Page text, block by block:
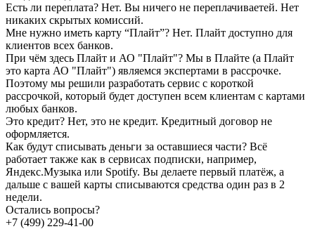
Есть ли переплата? Нет. Вы ничего не переплачиваетей. Нет
никаких скрытых комиссий.
Мне нужно иметь карту “Плайт”? Нет. Плайт доступно для
клиентов всех банков.
При чём здесь Плайт и АО "Плайт"? Мы в Плайте (а Плайт
это карта АО "Плайт") являемся экспертами в рассрочке.
Поэтому мы решили разработать сервис с короткой
рассрочкой, который будет доступен всем клиентам с картами
любых банков.
Это кредит? Нет, это не кредит. Кредитный договор не
оформляется.
Как будут списывать деньги за оставшиеся части? Всё
работает также как в сервисах подписки, например,
Яндекс.Музыка или Spotify. Вы делаете первый платёж, а
дальше с вашей карты списываются средства один раз в 2
недели.
Остались вопросы?
+7 (499) 229-41-00